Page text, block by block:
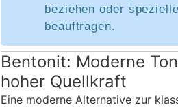
beziehen oder
beauftragen.
Bentonit: Moderne
hoher Quellkraft
Eine moderne Alternative zur